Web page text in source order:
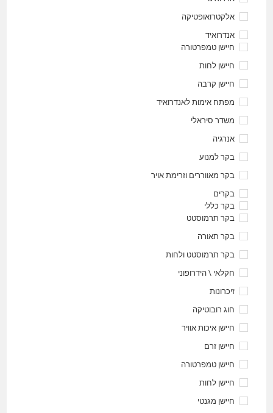
אלקטרואופטיקה
אנדרואיד
חיישן טמפרטורה
חיישן לחות
חיישן קרבה
מפתח אימות לאנדרואיד
משדר סיראלי
אנרגיה
בקר למנוע
בקר מאווררים וזרימת אויר
בקרים
בקר כללי
בקר תרמוסטט
בקר תאורה
בקר תרמוסטט ולחות
חקלאי \ הידרופוני
זיכרונות
חוג רובוטיקה
חיישן איכות אוויר
חיישן זרם
חיישן טמפרטורה
חיישן לחות
חיישן מגנטי